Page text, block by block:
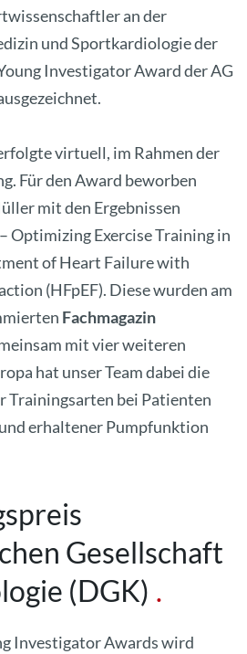
an der
und Sportkardiologie der
Investigator Award der AG
virtuell, im Rahmen der
Für den Award beworben
mit den Ergebnissen
– Optimizing Exercise Training in
of Heart Failure with
(HFpEF). Diese wurden am
Fachmagazin
mit vier weiteren
hat unser Team dabei die
Trainingsarten bei Patienten
erhaltener Pumpfunktion
Gesellschaft
(DGK)
Investigator Awards wird